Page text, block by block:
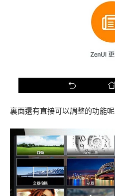
裏面還有直接可以調整的功能呢